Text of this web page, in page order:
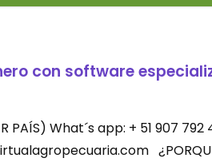
con software
PAÍS) What´s app: + 51 907 792